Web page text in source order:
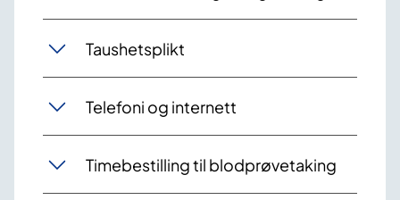
Taushetsplikt
Telefoni og internett
Timebestilling til blodprøvetaking